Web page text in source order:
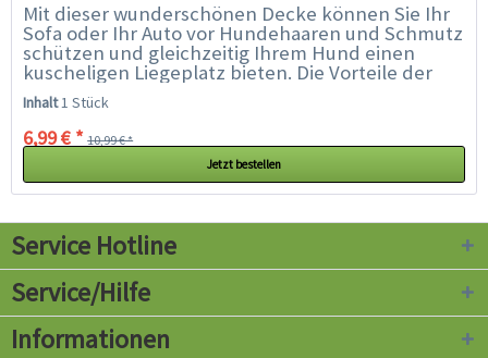
Mit dieser wunderschönen Decke können Sie Ihr
Sofa oder Ihr Auto vor Hundehaaren und Schmutz
schützen und gleichzeitig Ihrem Hund einen
kuscheligen Liegeplatz bieten. Die Vorteile der
Hunde-Fleecedecke schwarz-beige auf einen
Blick:...
Inhalt1 Stück
6,99 € * 10,99 € *
Jetzt bestellen
Service Hotline
Service/Hilfe
Informationen